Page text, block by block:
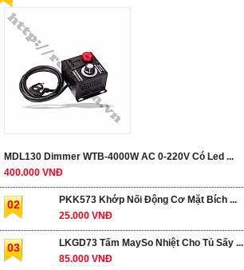
MDL130 Dimmer WTB-4000W AC 0-220V Có Led ...
400.000 VNĐ
02
PKK573 Khớp Nối Động Cơ Mặt Bích ...
25.000 VNĐ
03
LKGD73 Tấm MaySo Nhiệt Cho Tủ Sấy ...
85.000 VNĐ